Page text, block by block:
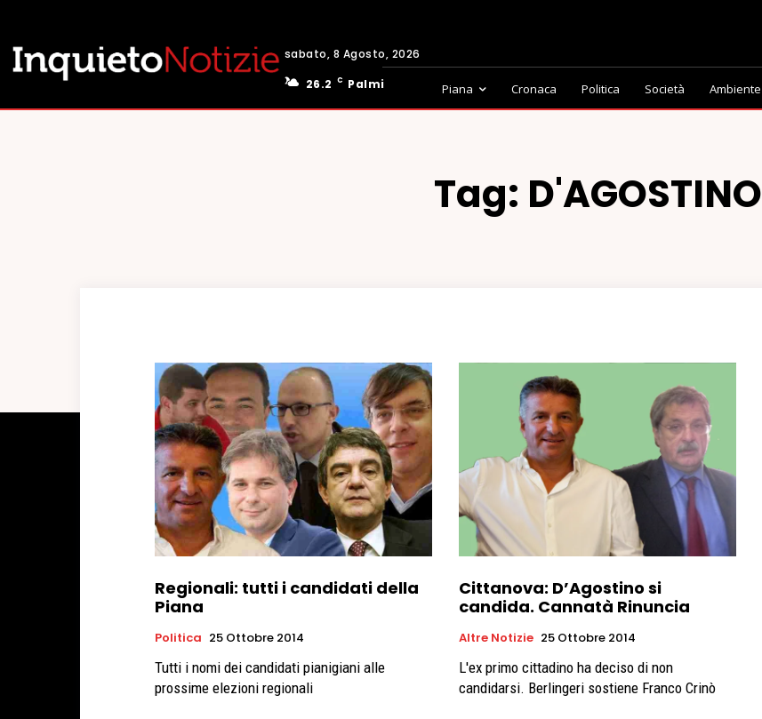
sabato, 8 Agosto, 2026
26.2
C Palmi Piana Cronaca Politica Società Ambiente
Tag: D'AGOSTINO
Regionali: tutti i candidati della
Piana
Politica 25 Ottobre 2014
Tutti i nomi dei candidati pianigiani alle
prossime elezioni regionali
Cittanova: D’Agostino si
candida. Cannatà Rinuncia
Altre Notizie 25 Ottobre 2014
L'ex primo cittadino ha deciso di non
candidarsi. Berlingeri sostiene Franco Crinò